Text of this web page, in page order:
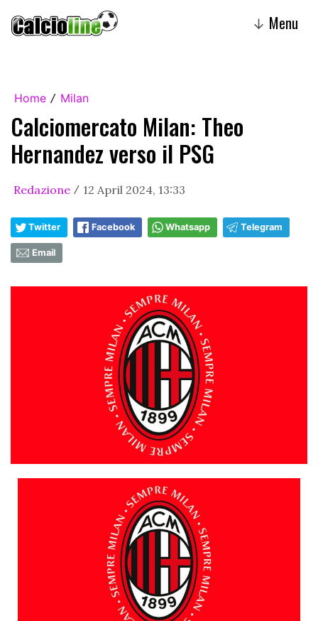
↓ Menu
Home / Milan
Calciomercato Milan: Theo
Hernandez verso il PSG
Redazione / 12 April 2024, 13:33
Twitter Facebook Whatsapp Telegram
Email